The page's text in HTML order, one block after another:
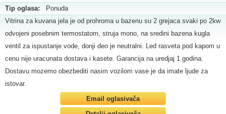
Tip oglasa: Ponuda
Vitrina za kuvana jela je od prohroma u bazenu su 2 grejaca svaki po 2kw
odvojeni posebnim termostatom, struja mono, na sredini bazena kugla
ventil za ispustanje vode, donji deo je neutralni. Led rasveta pod kapom u
cenu nije uracunata dostava i kasete. Garancija na uredjaj 1 godina.
Dostavu mozemo obezbediti nasim vozilom vase je da imate ljude za
istovar.
Email oglasivača